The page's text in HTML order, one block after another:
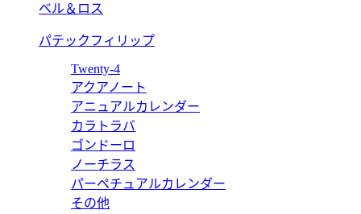
ベル＆ロス
パテックフィリップ
Twenty-4
アクアノート
アニュアルカレンダー
カラトラバ
ゴンドーロ
ノーチラス
パーペチュアルカレンダー
その他